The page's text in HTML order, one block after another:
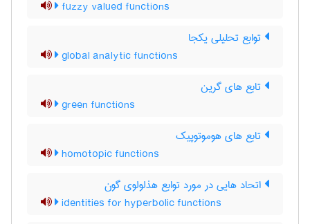
fuzzy valued functions
توابع تحلیلی یکجا
global analytic functions
تابع های گرین
green functions
تابع های هوموتوپیک
homotopic functions
اتحاد هایی در مورد توابع هذلولوی گون
identities for hyperbolic functions